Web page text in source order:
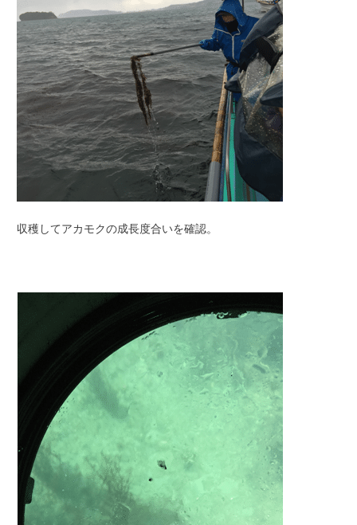
収穫してアカモクの成長度合いを確認。